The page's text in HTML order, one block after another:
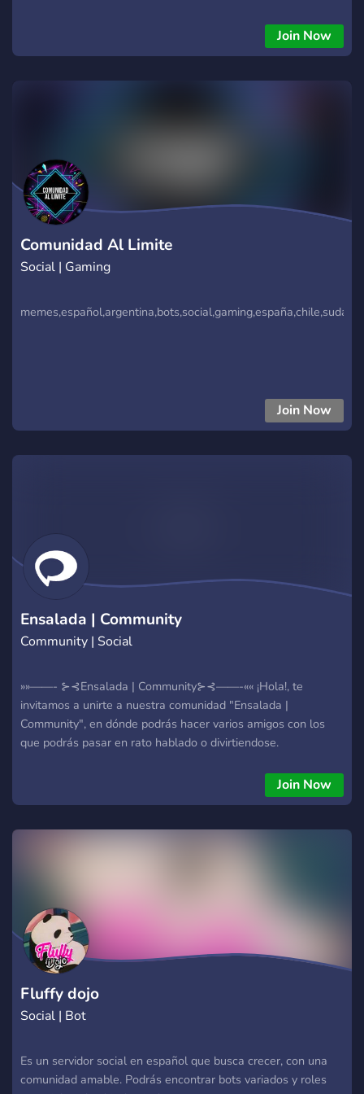
configuradores, etc.) Más de 20 plantillas para anuncios y
colaboraciones. Staff activo y soporte. Eventos y actividades
Join Now
Comunidad Al Limite
Social | Gaming
Join Now
Ensalada | Community
Community | Social
»»——- ⊱⊰Ensalada | Community⊱⊰——-«« ¡Hola!, te
invitamos a unirte a nuestra comunidad "Ensalada |
Community", en dónde podrás hacer varios amigos con los
que podrás pasar en rato hablado o divirtiendose.
Join Now
Fluffy dojo
Social | Bot
Es un servidor social en español que busca crecer, con una
comunidad amable. Podrás encontrar bots variados y roles